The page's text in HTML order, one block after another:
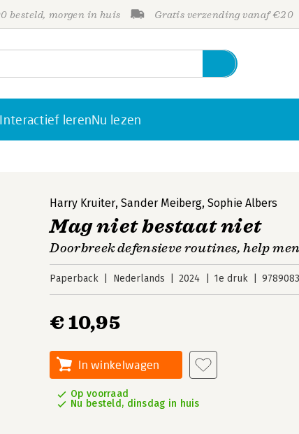
besteld, morgen in huis Gratis verzending vanaf €20
Interactief lerenNu lezen
Harry Kruiter,Sander Meiberg,Sophie Albers
Mag niet bestaat niet
Doorbreek defensieve routines, help
Paperback Nederlands 2024 1e druk
€ 10,95
In winkelwagen
Op voorraad
Nu besteld, dinsdag in huis